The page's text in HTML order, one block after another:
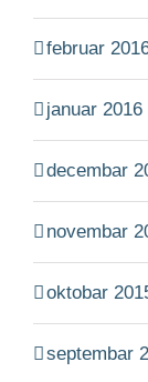
februar
januar 2016
decembar
novembar
oktobar
septembar